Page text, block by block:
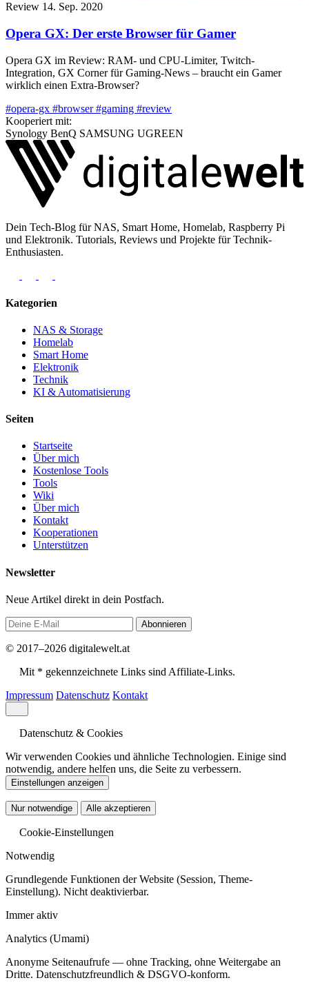
Review 14. Sep. 2020
Opera GX: Der erste Browser für Gamer
Opera GX im Review: RAM- und CPU-Limiter, Twitch-
Integration, GX Corner für Gaming-News – braucht ein Gamer
wirklich einen Extra-Browser?
#opera-gx #browser#gaming #review
Kooperiert mit:
Synology BenQ SAMSUNG UGREEN
Dein Tech-Blog für NAS, Smart Home, Homelab, Raspberry Pi
und Elektronik. Tutorials, Reviews und Projekte für Technik-
Enthusiasten.
Kategorien
NAS & Storage
Homelab
Smart Home
Elektronik
Technik
KI & Automatisierung
Seiten
Startseite
Über mich
Kostenlose Tools
Tools
Wiki
Über mich
Kontakt
Kooperationen
Unterstützen
Newsletter
Neue Artikel direkt in dein Postfach.
Abonnieren
© 2017–2026 digitalewelt.at
Mit * gekennzeichnete Links sind Affiliate-Links.
Impressum Datenschutz Kontakt
Datenschutz & Cookies
Wir verwenden Cookies und ähnliche Technologien. Einige sind
notwendig, andere helfen uns, die Seite zu verbessern.
Einstellungen anzeigen
Nur notwendige Alle akzeptieren
Cookie-Einstellungen
Notwendig
Grundlegende Funktionen der Website (Session, Theme-
Einstellung). Nicht deaktivierbar.
Immer aktiv
Analytics (Umami)
Anonyme Seitenaufrufe — ohne Tracking, ohne Weitergabe an
Dritte. Datenschutzfreundlich & DSGVO-konform.